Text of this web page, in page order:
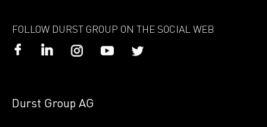
FOLLOW DURST GROUP ON THE SOCIAL WEB
Durst Group AG